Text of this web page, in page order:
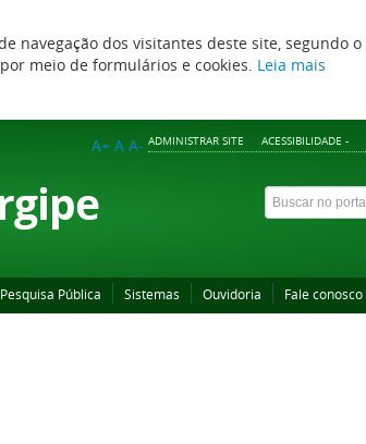
navegação dos visitantes deste site, segundo
meio de formulários e cookies. Leia mais
ADMINISTRAR SITE ACESSIBILIDADE -
A+ A A-
Pesquisa Pública Sistemas Ouvidoria Fale conosco